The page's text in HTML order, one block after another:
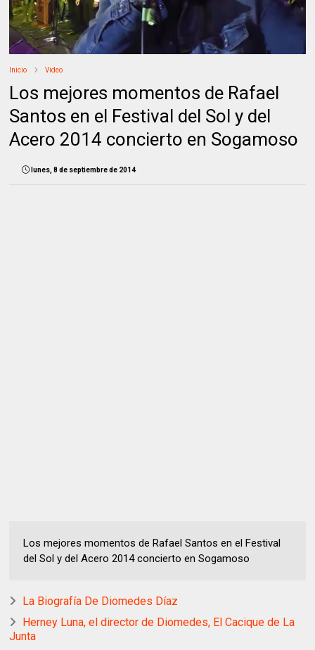
Inicio Video
Los mejores momentos de Rafael
Santos en el Festival del Sol y del
Acero 2014 concierto en Sogamoso
lunes, 8 de septiembre de 2014
Los mejores momentos de Rafael Santos en el Festival
del Sol y del Acero 2014 concierto en Sogamoso
La Biografía De Diomedes Díaz
Herney Luna, el director de Diomedes, El Cacique de La
Junta